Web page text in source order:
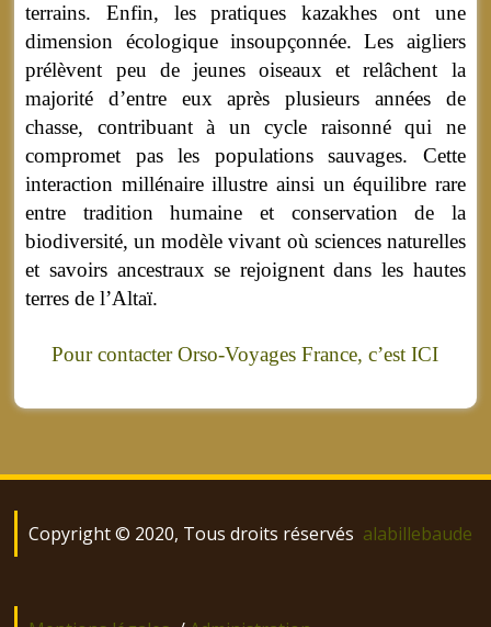
terrains. Enfin, les pratiques kazakhes ont une
dimension écologique insoupçonnée. Les aigliers
prélèvent peu de jeunes oiseaux et relâchent la
majorité d’entre eux après plusieurs années de
chasse, contribuant à un cycle raisonné qui ne
compromet pas les populations sauvages. Cette
interaction millénaire illustre ainsi un équilibre rare
entre tradition humaine et conservation de la
biodiversité, un modèle vivant où sciences naturelles
et savoirs ancestraux se rejoignent dans les hautes
terres de l’Altaï.
Pour contacter Orso-Voyages France, c’est ICI
Copyright © 2020, Tous droits réservés alabillebaude